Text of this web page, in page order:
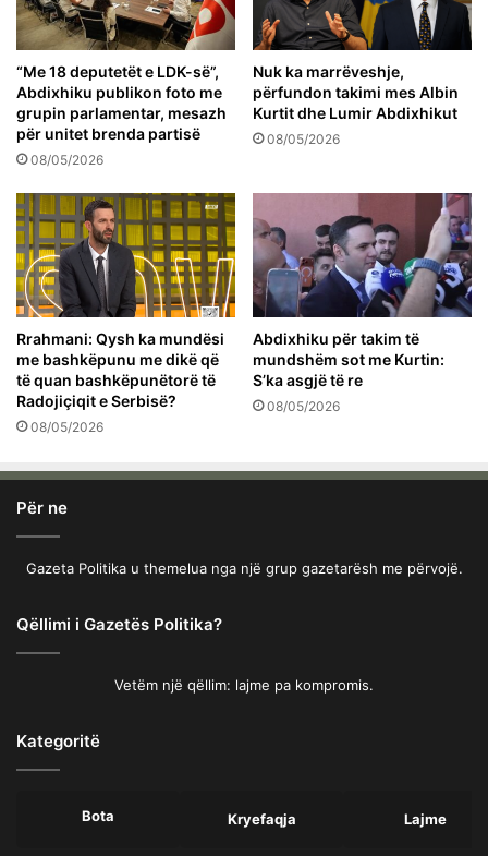
“Me 18 deputetët e LDK-së”,
Abdixhiku publikon foto me
grupin parlamentar, mesazh
për unitet brenda partisë
08/05/2026
Nuk ka marrëveshje,
përfundon takimi mes Albin
Kurtit dhe Lumir Abdixhikut
08/05/2026
Rrahmani: Qysh ka mundësi
me bashkëpunu me dikë që
të quan bashkëpunëtorë të
Radojiçiqit e Serbisë?
08/05/2026
Abdixhiku për takim të
mundshëm sot me Kurtin:
S’ka asgjë të re
08/05/2026
Për ne
Gazeta Politika u themelua nga një grup gazetarësh me përvojë.
Qëllimi i Gazetës Politika?
Vetëm një qëllim: lajme pa kompromis.
Kategoritë
Bota Kryefaqja Lajme